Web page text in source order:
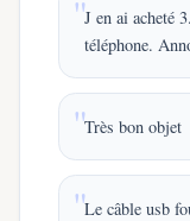
J en ai acheté
téléphone.
Très bon objet
Le câble usb